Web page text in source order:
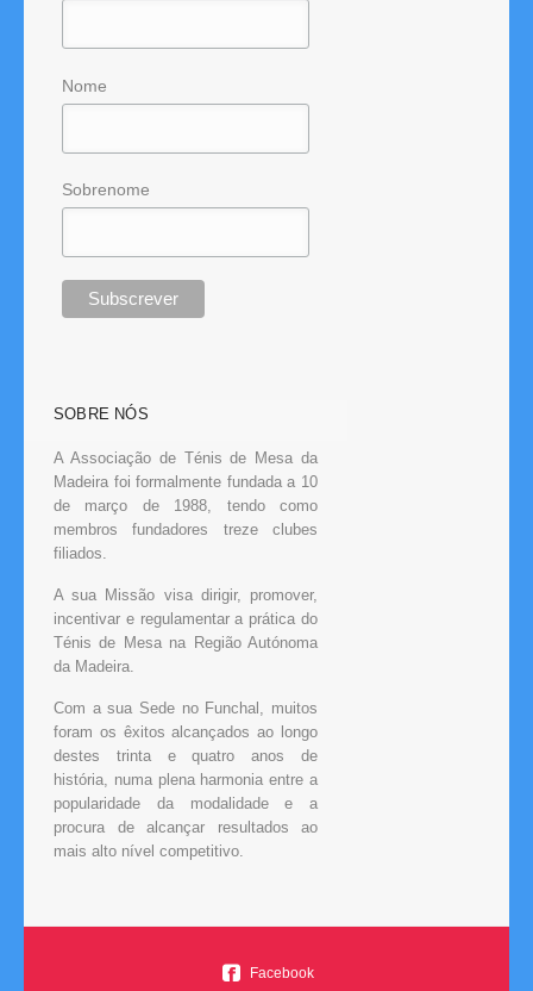
Nome
Sobrenome
SOBRE NÓS
A Associação de Ténis de Mesa da
Madeira foi formalmente fundada a 10
de março de 1988, tendo como
membros fundadores treze clubes
filiados.
A sua Missão visa dirigir, promover,
incentivar e regulamentar a prática do
Ténis de Mesa na Região Autónoma
da Madeira.
Com a sua Sede no Funchal, muitos
foram os êxitos alcançados ao longo
destes trinta e quatro anos de
história, numa plena harmonia entre a
popularidade da modalidade e a
procura de alcançar resultados ao
mais alto nível competitivo.
Facebook